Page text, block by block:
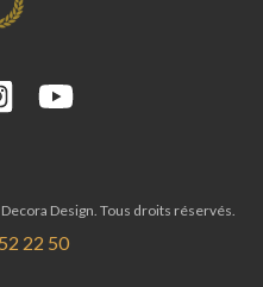
Design. Tous droits réservés.
22 50